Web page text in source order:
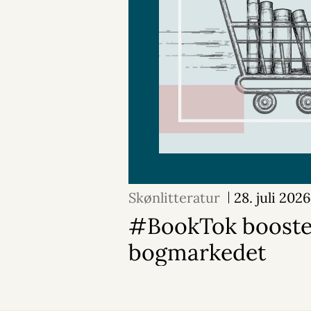
Skønlitteratur 28. juli 2026
#BookTok
bogmarkedet